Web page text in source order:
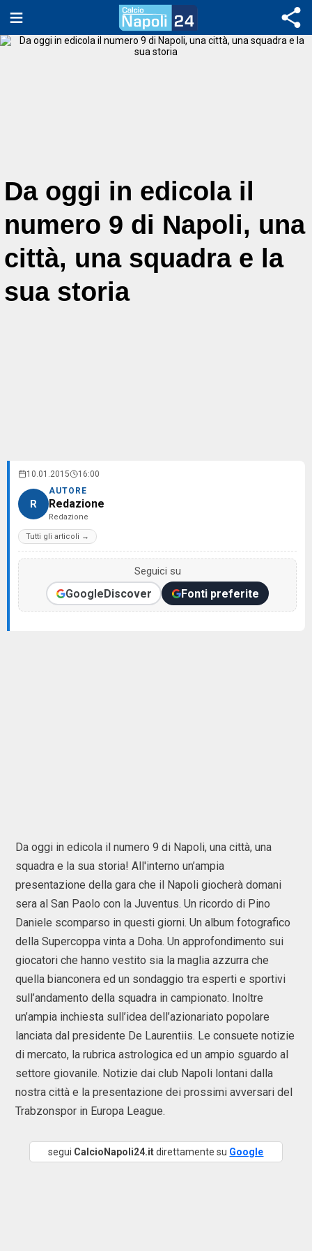
Da oggi in edicola il
numero 9 di Napoli, una
città, una squadra e la
sua storia
10.01.2015 16:00
R
AUTORE
Redazione
Redazione
Tutti gli articoli →
Seguici su
GoogleDiscover Fonti preferite
Da oggi in edicola il numero 9 di Napoli, una città, una
squadra e la sua storia! All'interno un’ampia
presentazione della gara che il Napoli giocherà domani
sera al San Paolo con la Juventus. Un ricordo di Pino
Daniele scomparso in questi giorni. Un album fotografico
della Supercoppa vinta a Doha. Un approfondimento sui
giocatori che hanno vestito sia la maglia azzurra che
quella bianconera ed un sondaggio tra esperti e sportivi
sull’andamento della squadra in campionato. Inoltre
un’ampia inchiesta sull’idea dell’azionariato popolare
lanciata dal presidente De Laurentiis. Le consuete notizie
di mercato, la rubrica astrologica ed un ampio sguardo al
settore giovanile. Notizie dai club Napoli lontani dalla
nostra città e la presentazione dei prossimi avversari del
Trabzonspor in Europa League.
segui CalcioNapoli24.itdirettamente su Google